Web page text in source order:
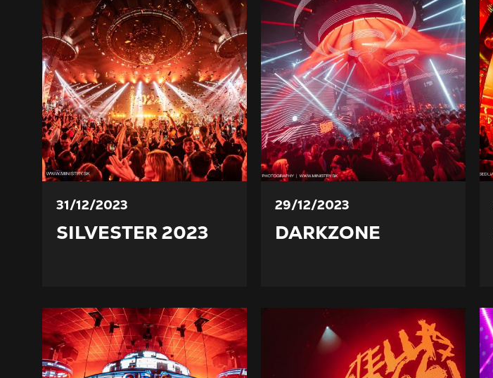
31/12/2023
SILVESTER 2023
29/12/2023
DARKZONE